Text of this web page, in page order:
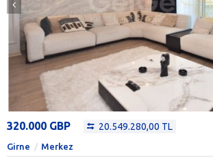
320.000 GBP 20.549.280,00 TL
Girne Merkez